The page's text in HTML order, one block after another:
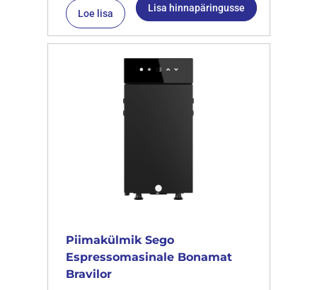
Loe lisa Lisa hinnapäringusse
Piimakülmik Sego
Espressomasinale Bonamat
Bravilor